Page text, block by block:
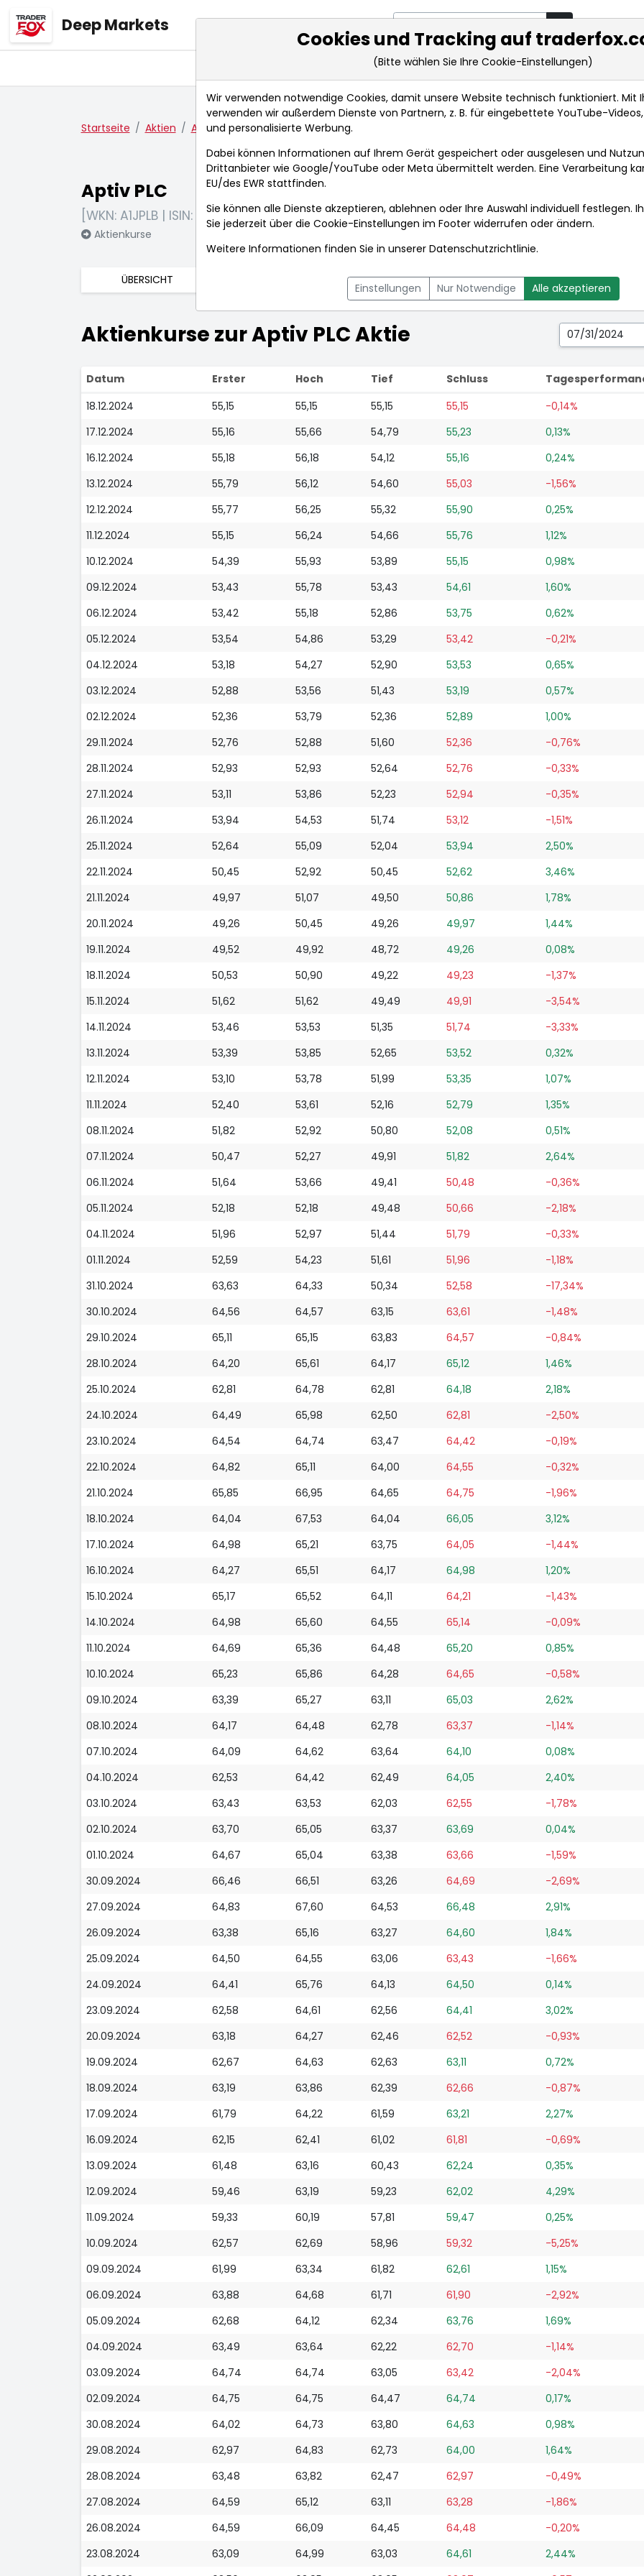
Deep Markets
Markt-Analysen Market Tools Realtimekurse Nachrichten
Startseite Aktien Aptiv PLC Aktienkurse
Aptiv PLC
[WKN: A1JPLB | ISIN: JE00B783TY65]
Aktienkurse
ÜBERSICHT NACHRICHTEN CHARTTOOL
Aktienkurse zur Aptiv PLC Aktie
Datum Erster Hoch Tief Schluss
18.12.2024
55,15 55,15 55,15 55,15 -0,14%
17.12.2024
55,16 55,66 54,79 55,23 0,13%
16.12.2024
55,18 56,18 54,12 55,16 0,24%
13.12.2024
55,79 56,12 54,60 55,03 -1,56%
12.12.2024
55,77 56,25 55,32 55,90 0,25%
11.12.2024
55,15 56,24 54,66 55,76 1,12%
10.12.2024
54,39 55,93 53,89 55,15 0,98%
09.12.2024
53,43 55,78 53,43 54,61 1,60%
06.12.2024
53,42 55,18 52,86 53,75 0,62%
05.12.2024
53,54 54,86 53,29 53,42 -0,21%
04.12.2024
53,18 54,27 52,90 53,53 0,65%
03.12.2024
52,88 53,56 51,43 53,19 0,57%
02.12.2024
52,36 53,79 52,36 52,89 1,00%
29.11.2024
52,76 52,88 51,60 52,36 -0,76%
28.11.2024
52,93 52,93 52,64 52,76 -0,33%
27.11.2024
53,11 53,86 52,23 52,94 -0,35%
26.11.2024
53,94 54,53 51,74 53,12 -1,51%
25.11.2024
52,64 55,09 52,04 53,94 2,50%
22.11.2024
50,45 52,92 50,45 52,62 3,46%
21.11.2024
49,97 51,07 49,50 50,86 1,78%
20.11.2024
49,26 50,45 49,26 49,97 1,44%
19.11.2024
49,52 49,92 48,72 49,26 0,08%
18.11.2024
50,53 50,90 49,22 49,23 -1,37%
15.11.2024
51,62 51,62 49,49 49,91 -3,54%
14.11.2024
53,46 53,53 51,35 51,74 -3,33%
13.11.2024
53,39 53,85 52,65 53,52 0,32%
12.11.2024
53,10 53,78 51,99 53,35 1,07%
11.11.2024
52,40 53,61 52,16 52,79 1,35%
08.11.2024
51,82 52,92 50,80 52,08 0,51%
07.11.2024
50,47 52,27 49,91 51,82 2,64%
06.11.2024
51,64 53,66 49,41 50,48 -0,36%
05.11.2024
52,18 52,18 49,48 50,66 -2,18%
04.11.2024
51,96 52,97 51,44 51,79 -0,33%
01.11.2024
52,59 54,23 51,61 51,96 -1,18%
31.10.2024
63,63 64,33 50,34 52,58 -17,34%
30.10.2024
64,56 64,57 63,15 63,61 -1,48%
29.10.2024
65,11 65,15 63,83 64,57 -0,84%
28.10.2024
64,20 65,61 64,17 65,12 1,46%
25.10.2024
62,81 64,78 62,81 64,18 2,18%
24.10.2024
64,49 65,98 62,50 62,81 -2,50%
23.10.2024
64,54 64,74 63,47 64,42 -0,19%
22.10.2024
64,82 65,11 64,00 64,55 -0,32%
21.10.2024
65,85 66,95 64,65 64,75 -1,96%
18.10.2024
64,04 67,53 64,04 66,05 3,12%
17.10.2024
64,98 65,21 63,75 64,05 -1,44%
16.10.2024
64,27 65,51 64,17 64,98 1,20%
15.10.2024
65,17 65,52 64,11 64,21 -1,43%
14.10.2024
64,98 65,60 64,55 65,14 -0,09%
11.10.2024
64,69 65,36 64,48 65,20 0,85%
10.10.2024
65,23 65,86 64,28 64,65 -0,58%
09.10.2024
63,39 65,27 63,11 65,03 2,62%
08.10.2024
64,17 64,48 62,78 63,37 -1,14%
07.10.2024
64,09 64,62 63,64 64,10 0,08%
04.10.2024
62,53 64,42 62,49 64,05 2,40%
03.10.2024
63,43 63,53 62,03 62,55 -1,78%
02.10.2024
63,70 65,05 63,37 63,69 0,04%
01.10.2024
64,67 65,04 63,38 63,66 -1,59%
30.09.2024
66,46 66,51 63,26 64,69 -2,69%
27.09.2024
64,83 67,60 64,53 66,48 2,91%
26.09.2024
63,38 65,16 63,27 64,60 1,84%
25.09.2024
64,50 64,55 63,06 63,43 -1,66%
24.09.2024
64,41 65,76 64,13 64,50 0,14%
23.09.2024
62,58 64,61 62,56 64,41 3,02%
20.09.2024
63,18 64,27 62,46 62,52 -0,93%
19.09.2024
62,67 64,63 62,63 63,11 0,72%
18.09.2024
63,19 63,86 62,39 62,66 -0,87%
17.09.2024
61,79 64,22 61,59 63,21 2,27%
16.09.2024
62,15 62,41 61,02 61,81 -0,69%
13.09.2024
61,48 63,16 60,43 62,24 0,35%
12.09.2024
59,46 63,19 59,23 62,02 4,29%
11.09.2024
59,33 60,19 57,81 59,47 0,25%
10.09.2024
62,57 62,69 58,96 59,32 -5,25%
09.09.2024
61,99 63,34 61,82 62,61 1,15%
06.09.2024
63,88 64,68 61,71 61,90 -2,92%
05.09.2024
62,68 64,12 62,34 63,76 1,69%
04.09.2024
63,49 63,64 62,22 62,70 -1,14%
03.09.2024
64,74 64,74 63,05 63,42 -2,04%
02.09.2024
64,75 64,75 64,47 64,74 0,17%
30.08.2024
64,02 64,73 63,80 64,63 0,98%
29.08.2024
62,97 64,83 62,73 64,00 1,64%
28.08.2024
63,48 63,82 62,47 62,97 -0,49%
27.08.2024
64,59 65,12 63,11 63,28 -1,86%
26.08.2024
64,59 66,09 64,45 64,48 -0,20%
23.08.2024
63,09 64,99 63,03 64,61 2,44%
Cookies und Tracking auf
(Bitte wählen Sie Ihre Cookie-Einstellungen)
Wir verwenden notwendige Cookies, damit unsere Website technisch funktioniert. Mit
verwenden wir außerdem Dienste von Partnern, z. B. für eingebettete YouTube-
und personalisierte Werbung.
Dabei können Informationen auf Ihrem Gerät gespeichert oder ausgelesen und
Drittanbieter wie Google/YouTube oder Meta übermittelt werden. Eine Verarbeitung
EU/des EWR stattfinden.
Sie können alle Dienste akzeptieren, ablehnen oder Ihre Auswahl individuell festlegen.
Sie jederzeit über die Cookie-Einstellungen im Footer widerrufen oder ändern.
Weitere Informationen finden Sie in unserer Datenschutzrichtlinie.
Einstellungen Nur Notwendige Alle akzeptieren